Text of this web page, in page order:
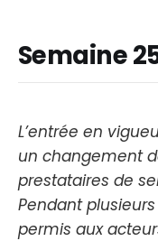
Semaine
L’entrée en
un changement
prestataires de
Pendant
permis aux